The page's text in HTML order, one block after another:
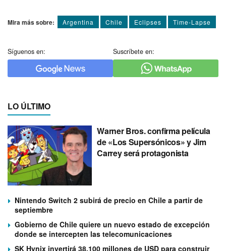
Mira más sobre: Argentina Chile Eclipses Time-Lapse
Síguenos en: Suscríbete en:
LO ÚLTIMO
Warner Bros. confirma película
de «Los Supersónicos» y Jim
Carrey será protagonista
Nintendo Switch 2 subirá de precio en Chile a partir de
septiembre
Gobierno de Chile quiere un nuevo estado de excepción
donde se intercepten las telecomunicaciones
SK Hynix invertirá 38.100 millones de USD para construir